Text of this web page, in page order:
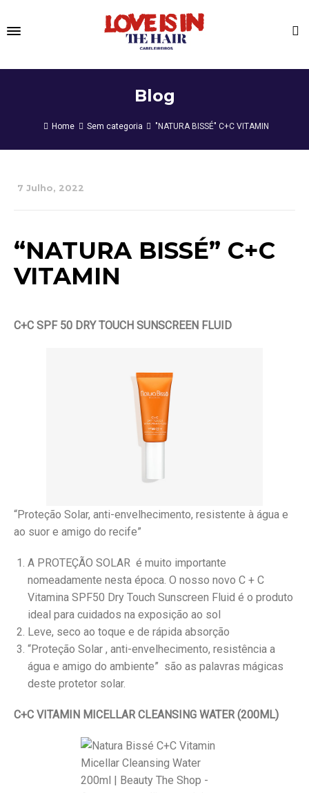
Blog
Home Sem categoria "NATURA BISSÉ" C+C VITAMIN
7 Julho, 2022
“NATURA BISSÉ” C+C
VITAMIN
C+C SPF 50 DRY TOUCH SUNSCREEN FLUID
“Proteção Solar, anti-envelhecimento, resistente à água e
ao suor e amigo do recife”
A PROTEÇÃO SOLAR é muito importante
nomeadamente nesta época. O nosso novo C + C
Vitamina SPF50 Dry Touch Sunscreen Fluid é o produto
ideal para cuidados na exposição ao sol
Leve, seco ao toque e de rápida absorção
“Proteção Solar , anti-envelhecimento, resistência a
água e amigo do ambiente” são as palavras mágicas
deste protetor solar.
C+C VITAMIN MICELLAR CLEANSING WATER (200ML)